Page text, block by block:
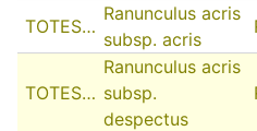
TOTES…
Ranunculus acris
subsp. acris
TOTES…
Ranunculus acris
subsp.
despectus